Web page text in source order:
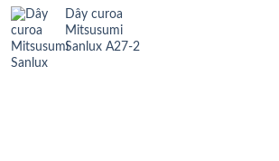
Dây curoa
Mitsusumi
Sanlux A27-2